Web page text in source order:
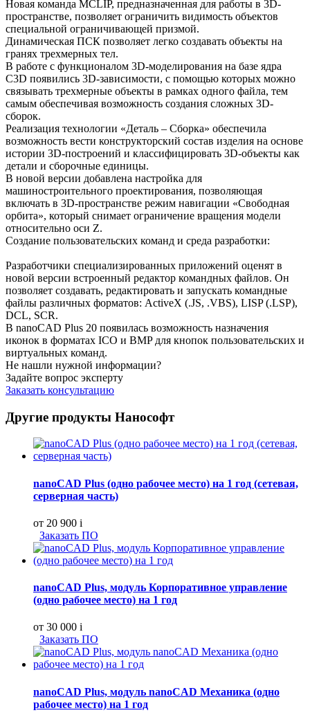
Новая команда MCLIP, предназначенная для работы в 3D-
пространстве, позволяет ограничить видимость объектов
специальной ограничивающей призмой.
Динамическая ПСК позволяет легко создавать объекты на
гранях трехмерных тел.
В работе с функционалом 3D-моделирования на базе ядра
C3D появились 3D-зависимости, с помощью которых можно
связывать трехмерные объекты в рамках одного файла, тем
самым обеспечивая возможность создания сложных 3D-
сборок.
Реализация технологии «Деталь – Сборка» обеспечила
возможность вести конструкторский состав изделия на основе
истории 3D-построений и классифицировать 3D-объекты как
детали и сборочные единицы.
В новой версии добавлена настройка для
машиностроительного проектирования, позволяющая
включать в 3D-пространстве режим навигации «Свободная
орбита», который снимает ограничение вращения модели
относительно оси Z.
Создание пользовательских команд и среда разработки:
Разработчики специализированных приложений оценят в
новой версии встроенный редактор командных файлов. Он
позволяет создавать, редактировать и запускать командные
файлы различных форматов: ActiveX (.JS, .VBS), LISP (.LSP),
DCL, SCR.
В nanoCAD Plus 20 появилась возможность назначения
иконок в форматах ICO и BMP для кнопок пользовательских и
виртуальных команд.
Не нашли нужной информации?
Задайте вопрос эксперту
Заказать консультацию
Другие продукты Нанософт
nanoCAD Plus (одно рабочее место) на 1 год (сетевая,
серверная часть)
от 20 900 i
Заказать ПО
nanoCAD Plus, модуль Корпоративное управление
(одно рабочее место) на 1 год
от 30 000 i
Заказать ПО
nanoCAD Plus, модуль nanoCAD Механика (одно
рабочее место) на 1 год